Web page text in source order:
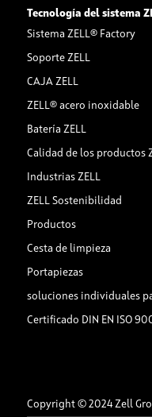
Tecnología del sistema
Sistema ZELL® Factory
Soporte ZELL
CAJA ZELL
ZELL® acero inoxidable
Batería ZELL
Calidad de los productos
Industrias ZELL
ZELL Sostenibilidad
Productos
Cesta de limpieza
Portapiezas
soluciones individuales
Certificado DIN EN ISO
Copyright © 2024 Zell